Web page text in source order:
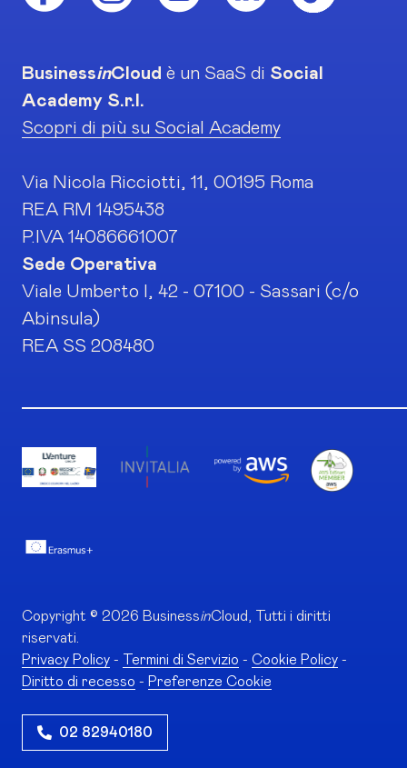
BusinessinCloud è un SaaS di Social
Academy S.r.l.
Scopri di più su Social Academy
Via Nicola Ricciotti, 11, 00195 Roma
REA RM 1495438
P.IVA 14086661007
Sede Operativa
Viale Umberto I, 42 - 07100 - Sassari (c/o
Abinsula)
REA SS 208480
Copyright © 2026 BusinessinCloud, Tutti i diritti
riservati.
Privacy Policy - Termini di Servizio - Cookie Policy -
Diritto di recesso - Preferenze Cookie
02 82940180